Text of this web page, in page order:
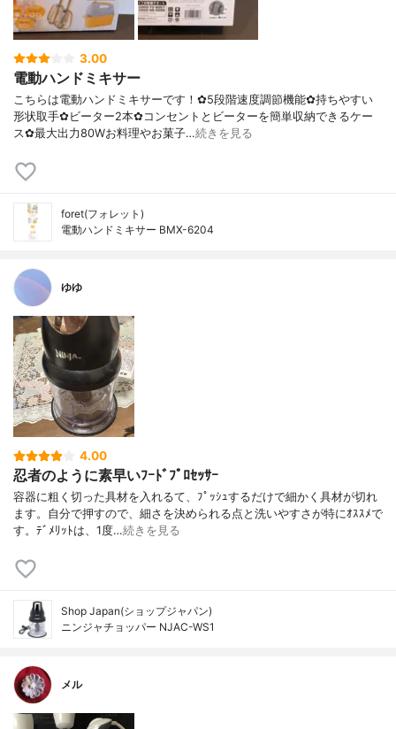
3.00
電動ハンドミキサー
こちらは電動ハンドミキサーです！✿5段階速度調節機能✿持ちやすい
形状取手✿ビーター2本✿コンセントとビーターを簡単収納できるケー
ス✿最大出力80Wお料理やお菓子…続きを見る
foret(フォレット)
電動ハンドミキサー BMX-6204
ゆゆ
4.00
忍者のように素早いﾌｰﾄﾞﾌﾟﾛｾｯｻｰ
容器に粗く切った具材を入れるて、ﾌﾟｯｼｭするだけで細かく具材が切れ
ます。自分で押すので、細さを決められる点と洗いやすさが特にｵｽｽﾒで
す。ﾃﾞﾒﾘｯﾄは、1度…続きを見る
Shop Japan(ショップジャパン)
ニンジャチョッパー NJAC-WS1
メル